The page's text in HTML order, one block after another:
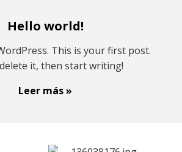
Hello world!
This is your first post.
it, then start writing!
Leer más »